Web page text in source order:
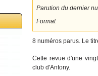
Parution du dernier
Format
8 numéros parus. Le
Cette revue d'une
club d'Antony.